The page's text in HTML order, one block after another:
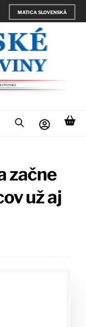
MATICA SLOVENSKÁ
začne
už aj